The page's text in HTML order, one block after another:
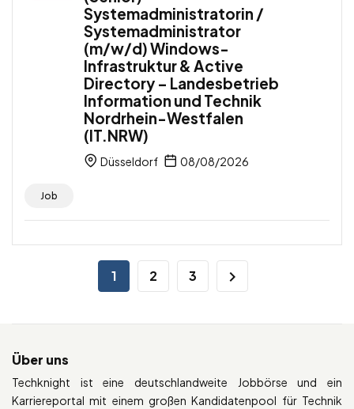
Systemadministratorin /
Systemadministrator
(m/w/d) Windows-
Infrastruktur & Active
Directory – Landesbetrieb
Information und Technik
Nordrhein-Westfalen
(IT.NRW)
Düsseldorf 08/08/2026
Job
1 2 3
Über uns
Techknight ist eine deutschlandweite Jobbörse und ein
Karriereportal mit einem großen Kandidatenpool für Technik